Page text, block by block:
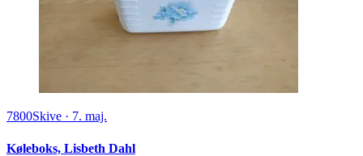
7800Skive · 7. maj.
Køleboks, Lisbeth Dahl